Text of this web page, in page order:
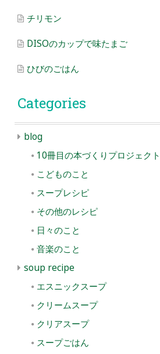
チリモン
DISOのカップで味たまご
ひびのごはん
Categories
blog
10冊目の本づくりプロジェクト
こどものこと
スープレシピ
その他のレシピ
日々のこと
音楽のこと
soup recipe
エスニックスープ
クリームスープ
クリアスープ
スープごはん